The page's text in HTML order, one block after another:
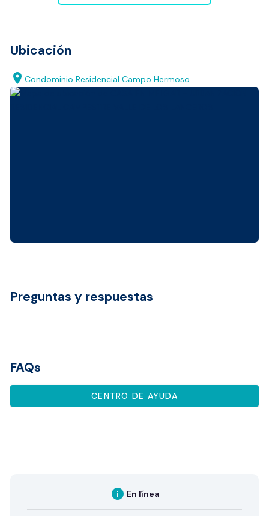
Ubicación
location_on Condominio Residencial Campo Hermoso
Preguntas y respuestas
FAQs
CENTRO DE AYUDA
info En línea